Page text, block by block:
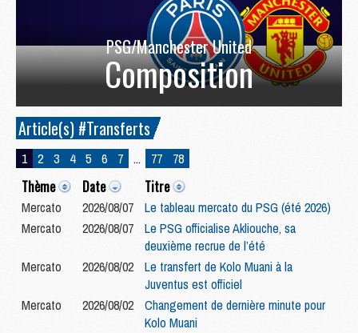
PSG/Manchester United
Composition
Article(s) #Transferts
1 2 3 4 5 6 7 ... 77 78
Thème Date Titre
Mercato 2026/08/07
Le tableau mercato du PSG (été 2026)
Mercato
2026/08/07
Le PSG officialise Akliouche, sa
deuxième recrue de l’été
Mercato
2026/08/02
Le transfert de Kolo Muani à la
Juventus est officiel
Mercato
2026/08/02
Changement de dernière minute pour
Kolo Muani